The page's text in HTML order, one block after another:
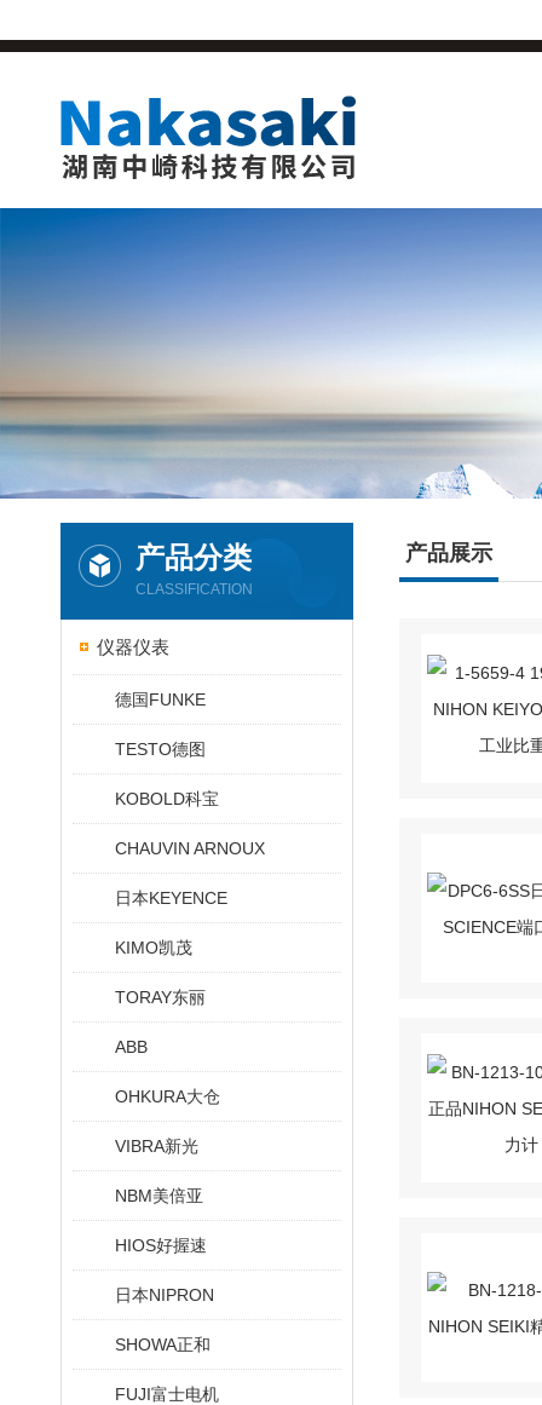
产品分类
CLASSIFICATION
仪器仪表
德国FUNKE
TESTO德图
KOBOLD科宝
CHAUVIN ARNOUX
日本KEYENCE
KIMO凯茂
TORAY东丽
ABB
OHKURA大仓
VIBRA新光
NBM美倍亚
HIOS好握速
日本NIPRON
SHOWA正和
FUJI富士电机
产品展示